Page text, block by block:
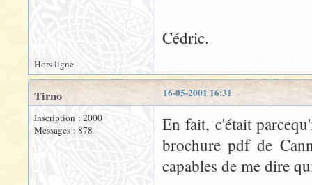
Cédric.
Hors ligne
16-05-2001 16:31
Tirno
Inscription : 2000
Messages : 878
En fait, c'était
brochure pdf de
capables de me dire